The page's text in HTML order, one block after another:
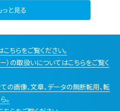
っと見る
ちらをご覧ください。
）の取扱いについてはこちらをご覧く
の画像、文章、データの無断転用、転
。